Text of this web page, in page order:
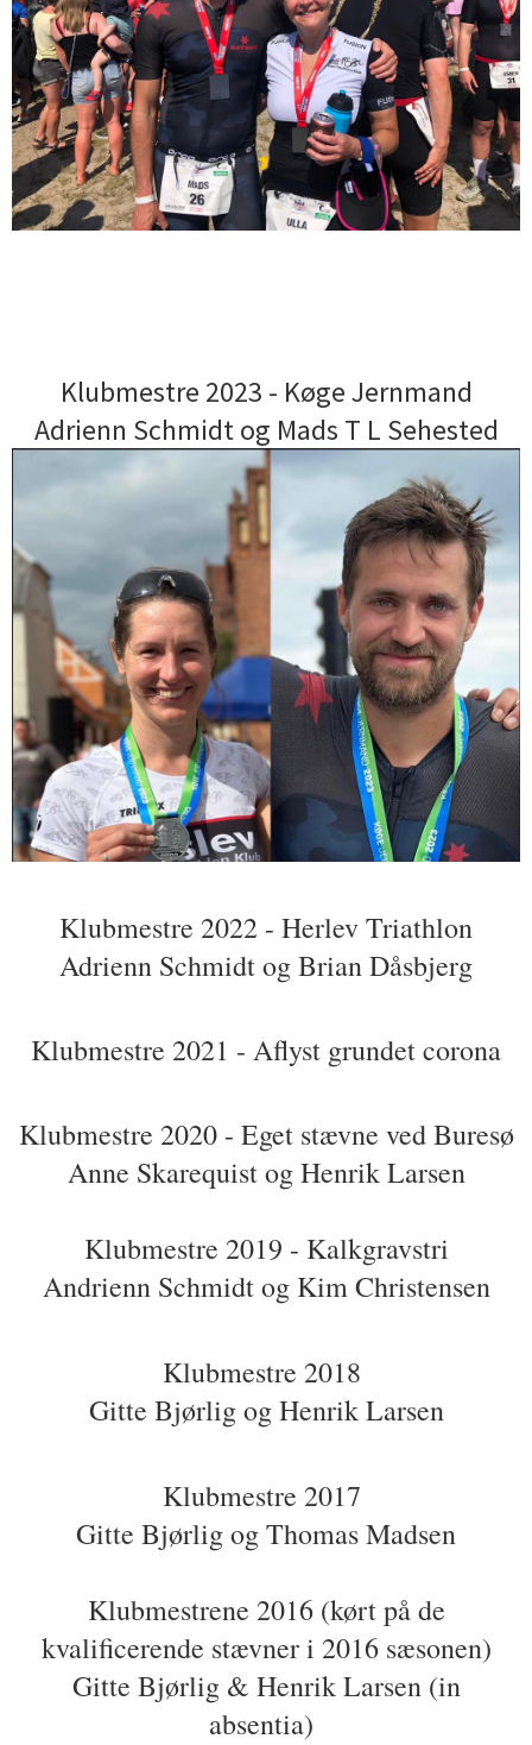
Klubmestre 2023 - Køge Jernmand
Adrienn Schmidt og Mads T L Sehested
Klubmestre 2022 - Herlev Triathlon
Adrienn Schmidt og Brian Dåsbjerg
Klubmestre 2021 - Aflyst grundet corona
Klubmestre 2020 - Eget stævne ved Buresø
Anne Skarequist og Henrik Larsen
Klubmestre 2019 - Kalkgravstri
Andrienn Schmidt og Kim Christensen
Klubmestre 2018
Gitte Bjørlig og Henrik Larsen
Klubmestre 2017
Gitte Bjørlig og Thomas Madsen
Klubmestrene 2016 (kørt på de
kvalificerende stævner i 2016 sæsonen)
Gitte Bjørlig & Henrik Larsen (in
absentia)